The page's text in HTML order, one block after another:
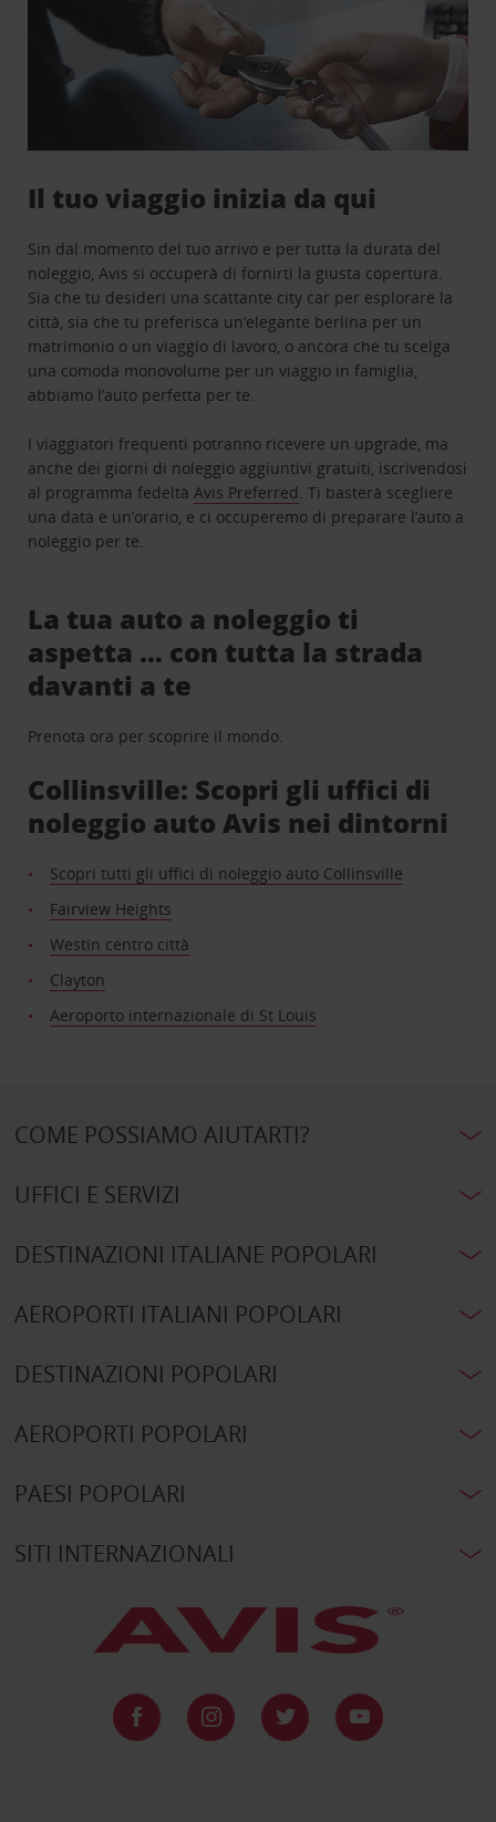
Il tuo viaggio inizia da qui
Sin dal momento del tuo arrivo e per tutta la durata del
noleggio, Avis si occuperà di fornirti la giusta copertura.
Sia che tu desideri una scattante city car per esplorare la
città, sia che tu preferisca un’elegante berlina per un
matrimonio o un viaggio di lavoro, o ancora che tu scelga
una comoda monovolume per un viaggio in famiglia,
abbiamo l’auto perfetta per te.
I viaggiatori frequenti potranno ricevere un upgrade, ma
anche dei giorni di noleggio aggiuntivi gratuiti, iscrivendosi
al programma fedeltàAvis Preferred. Ti basterà scegliere
una data e un’orario, e ci occuperemo di preparare l’auto a
noleggio per te.
La tua auto a noleggio ti
aspetta … con tutta la strada
davanti a te
Prenota ora per scoprire il mondo.
Collinsville: Scopri gli uffici di
noleggio auto Avis nei dintorni
Scopri tutti gli uffici di noleggio auto Collinsville
Fairview Heights
Westin centro città
Clayton
Aeroporto internazionale di St Louis
COME POSSIAMO AIUTARTI?
UFFICI E SERVIZI
DESTINAZIONI ITALIANE POPOLARI
AEROPORTI ITALIANI POPOLARI
DESTINAZIONI POPOLARI
AEROPORTI POPOLARI
PAESI POPOLARI
SITI INTERNAZIONALI